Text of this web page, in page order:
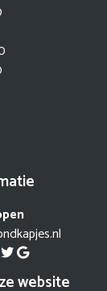
website